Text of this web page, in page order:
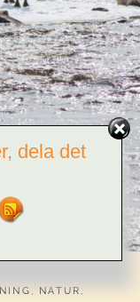
, NATUR ,
dela det